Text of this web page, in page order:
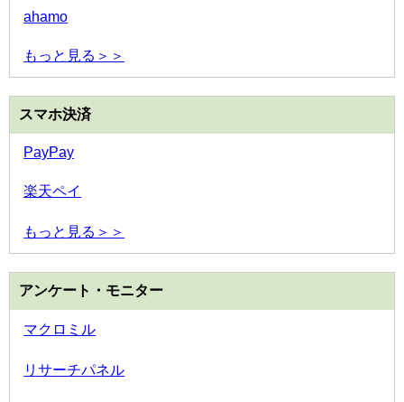
ahamo
もっと見る＞＞
スマホ決済
PayPay
楽天ペイ
もっと見る＞＞
アンケート・モニター
マクロミル
リサーチパネル